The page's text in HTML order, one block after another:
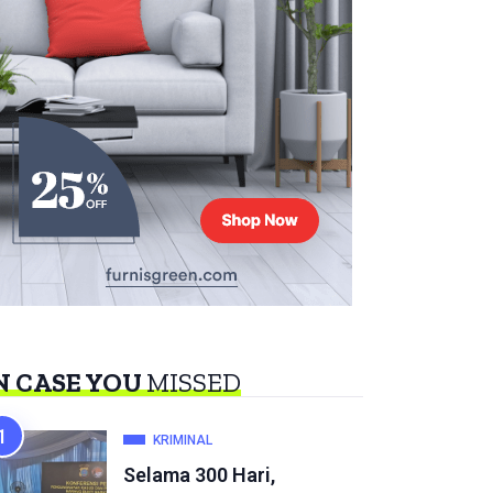
CASE YOUMISSED
KRIMINAL
Selama 300 Hari,